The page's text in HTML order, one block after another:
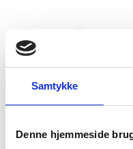
Samtykke
Denne hjemmeside
Rotation